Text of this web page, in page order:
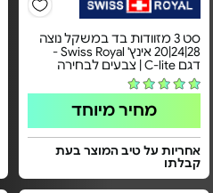
סט 3 מזוודות בד במשקל נוצה
28|24|20 אינץ' Swiss Royal -
דגם C-lite | צבעים לבחירה
מחיר מיוחד
אחריות על טיב המוצר בעת
קבלתו